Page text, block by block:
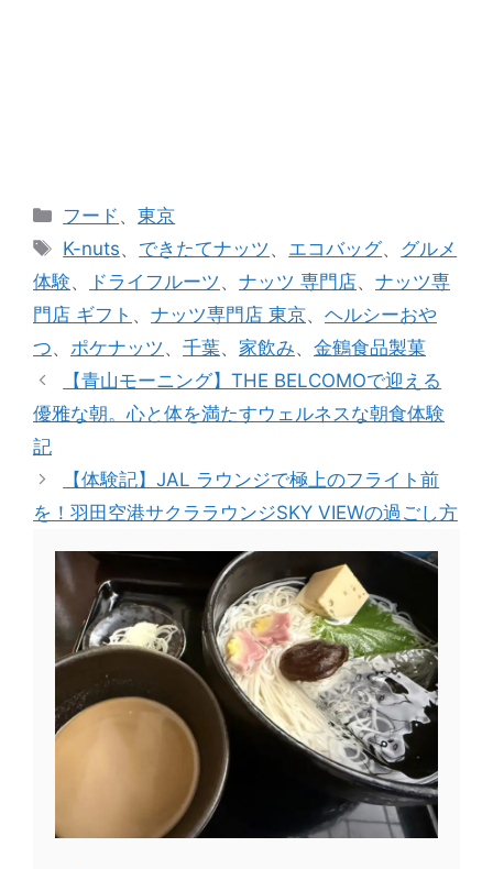
カ
テ
リ
ー
フード 、東京
タ
グ
K-nuts、 できたてナッツ 、 エコバッグ、 グルメ
体験、 ドライフルーツ 、 ナッツ 専門店、 ナッツ専
門店 ギフト 、 ナッツ専門店 東京、 ヘルシーおや
つ、 ポケナッツ 、 千葉、 家飲み、 金鶴食品製菓
【青山モーニング】THE BELCOMOで迎える
優雅な朝。心と体を満たすウェルネスな朝食体験
記
【体験記】JAL ラウンジで極上のフライト前
を！羽田空港サクララウンジSKY VIEWの過ごし方